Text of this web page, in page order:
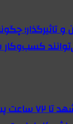
و تاثیرگذار؛
فرودگاه